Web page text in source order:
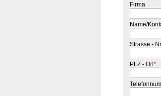
Firma
Name/
Strasse -
PLZ - Ort*